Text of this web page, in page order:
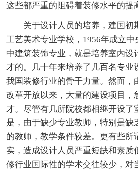
这些都严重的阻碍着装修水平的提
关于设计人员的培养，建国初
工艺美术专业学校，1956年成立
中建筑装饰专业，就是培养室内设
才的。几十年来培养了几百名专业
我国装修行业的骨干力量。然而，
改革开放以来，大量的建设项目，
才。尽管有几所院校都相继开设了
是，由于缺少专业教师，特别是缺
的教师，教学条件较差。更有些所
实，造成设计人员严重短缺和素质
修行业国际性的学术交往较少，对